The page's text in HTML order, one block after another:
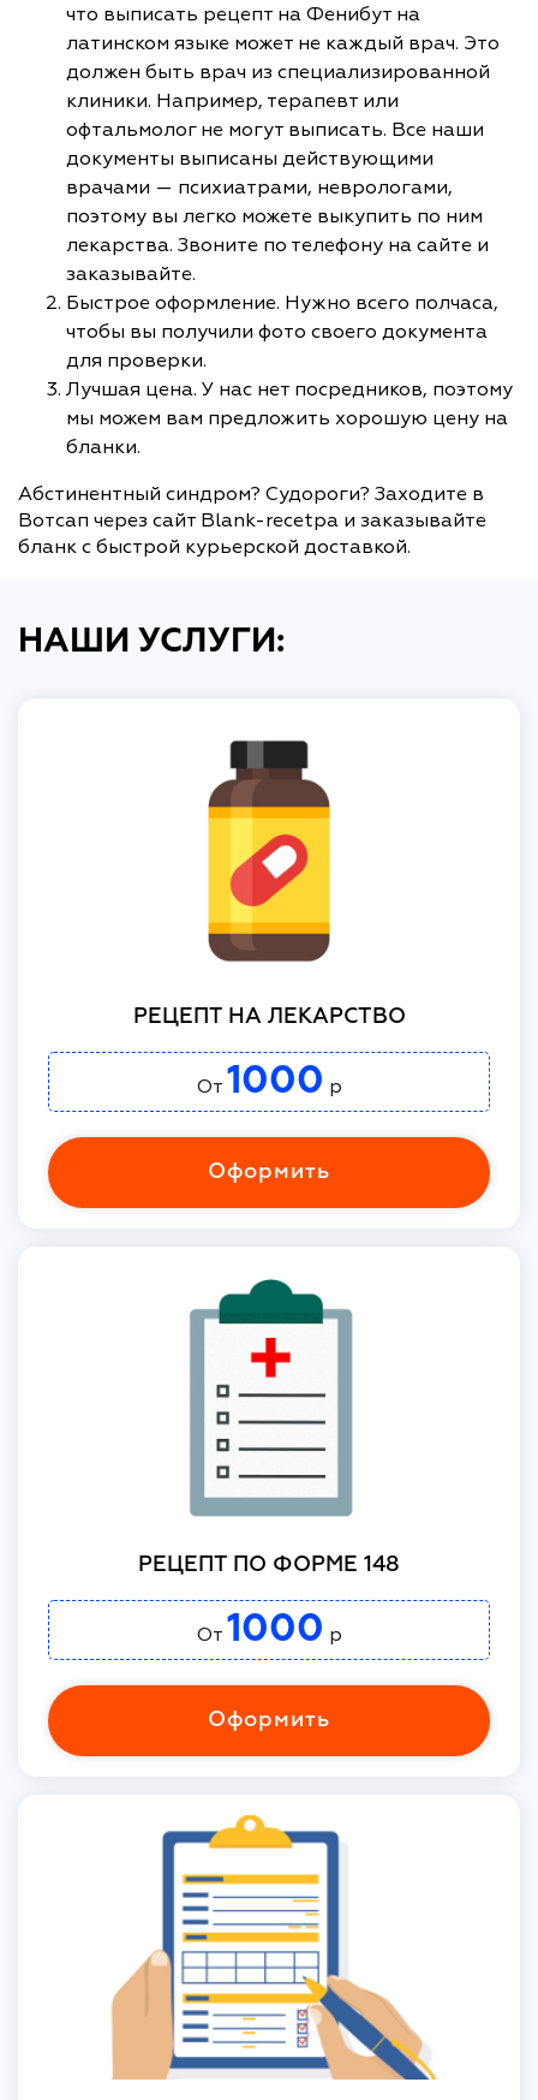
что выписать рецепт на Фенибут на
латинском языке может не каждый врач. Это
должен быть врач из специализированной
клиники. Например, терапевт или
офтальмолог не могут выписать. Все наши
документы выписаны действующими
врачами — психиатрами, неврологами,
поэтому вы легко можете выкупить по ним
лекарства. Звоните по телефону на сайте и
заказывайте.
Быстрое оформление. Нужно всего полчаса,
чтобы вы получили фото своего документа
для проверки.
Лучшая цена. У нас нет посредников, поэтому
мы можем вам предложить хорошую цену на
бланки.
Абстинентный синдром? Судороги? Заходите в
Вотсап через сайт Blank-recetpa и заказывайте
бланк с быстрой курьерской доставкой.
НАШИ УСЛУГИ:
РЕЦЕПТ НА ЛЕКАРСТВО
От 1000 р
Оформить
РЕЦЕПТ ПО ФОРМЕ 148
От 1000 р
Оформить